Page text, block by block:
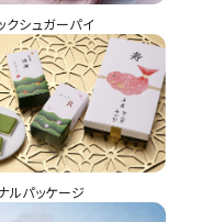
クシュガーパイ
ルパッケージ